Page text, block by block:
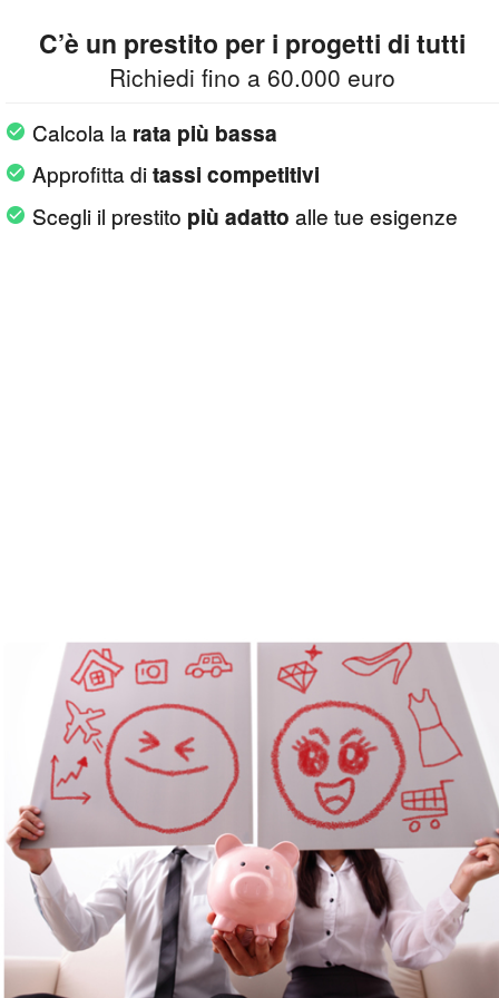
C’è un prestito per i progetti di tutti
Richiedi fino a 60.000 euro
Calcola la rata più bassa
Approfitta ditassi competitivi
Scegli il prestito più adatto alle tue esigenze